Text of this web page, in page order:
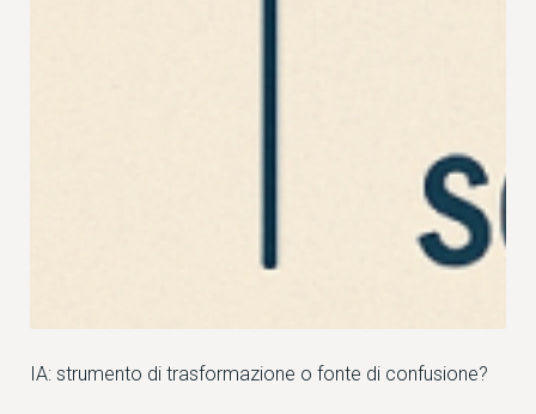
IA: strumento di trasformazione o fonte di confusione?